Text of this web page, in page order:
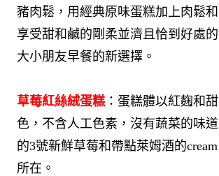
豬肉鬆，用經典原味蛋糕加上肉鬆和
享受甜和鹹的剛柔並濟且恰到好處
大小朋友早餐的新選擇。
草莓紅絲絨蛋糕：蛋糕體以紅麴和
色，不含人工色素，沒有蔬菜的味
的3號新鮮草莓和帶點萊姆酒的cream
所在。